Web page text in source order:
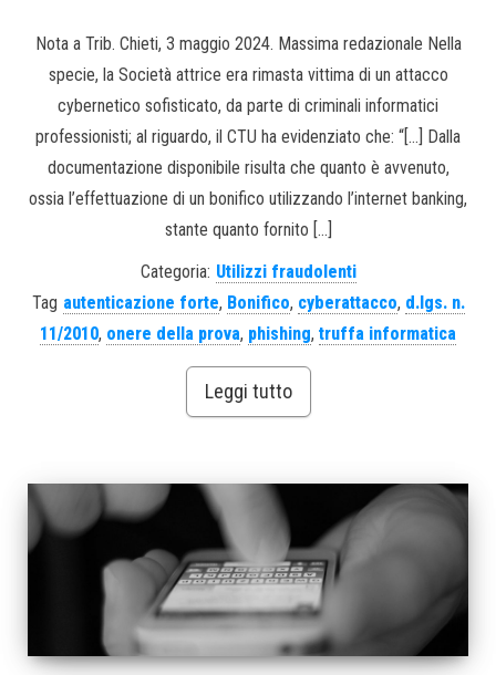
Nota a Trib. Chieti, 3 maggio 2024. Massima redazionale Nella
specie, la Società attrice era rimasta vittima di un attacco
cybernetico sofisticato, da parte di criminali informatici
professionisti; al riguardo, il CTU ha evidenziato che: “[…] Dalla
documentazione disponibile risulta che quanto è avvenuto,
ossia l’effettuazione di un bonifico utilizzando l’internet banking,
stante quanto fornito […]
Categoria: Utilizzi fraudolenti
Tag autenticazione forte, Bonifico, cyberattacco, d.lgs. n.
11/2010, onere della prova, phishing, truffa informatica
Leggi tutto